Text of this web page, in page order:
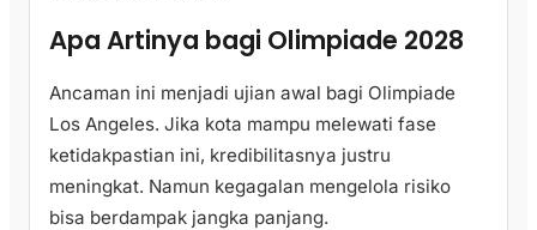
Apa Artinya bagi Olimpiade 2028
Ancaman ini menjadi ujian awal bagi Olimpiade
Los Angeles. Jika kota mampu melewati fase
ketidakpastian ini, kredibilitasnya justru
meningkat. Namun kegagalan mengelola risiko
bisa berdampak jangka panjang.